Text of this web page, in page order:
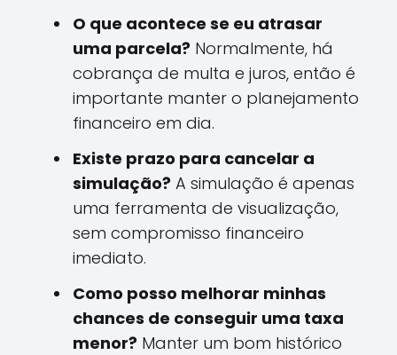
O que acontece se eu atrasar
uma parcela? Normalmente, há
cobrança de multa e juros, então é
importante manter o planejamento
financeiro em dia.
Existe prazo para cancelar a
simulação? A simulação é apenas
uma ferramenta de visualização,
sem compromisso financeiro
imediato.
Como posso melhorar minhas
chances de conseguir uma taxa
menor? Manter um bom histórico